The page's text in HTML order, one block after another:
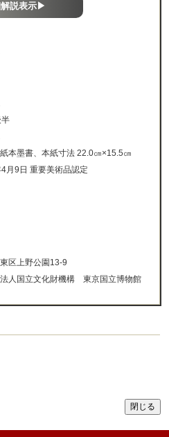
説表示▶
本墨書、本紙寸法 22.0㎝×15.5㎝
月9日 重要美術品認定
区上野公園13-9
人国立文化財機構 東京国立博物館